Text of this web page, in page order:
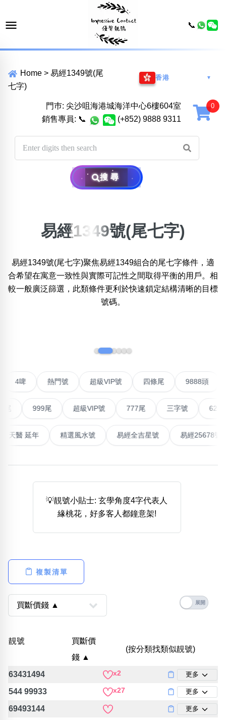
Home > 易經1349號(尾
七字)
香港 ▼
門巿: 尖沙咀海港城海洋中心6樓604室
銷售專員: 📞 (+852) 9888 9311
搜尋
位置:
一 二 三 四 五 六 七 八
無0 無2無3無4 無7無8無9
清除全部分類
搜尋
888尾
999尾 777尾 9字頭 6字頭
無4字
全大數字
5萬以上 生天延 全吉星(全號)
清除全部分類
高級分類 i
位置分類
次數分類
生日分類
生天延/貴財成
易經1349號(尾七字)
易經1349號(尾七字)聚焦易經1349組合的尾七字條件，適
合希望在寓意一致性與實際可記性之間取得平衡的用戶。相
較一般廣泛篩選，此類條件更利於快速鎖定結構清晰的目標
號碼。
超級VIP號 9888
超級VIP號 三字號 6288頭
高能量生氣 天醫 延年 精選風水號 易經全吉星號 易
💡靚號小貼士: 玄學角度4字代表人
緣桃花，好多客人都鐘意架!
複製清單
靚號
買斷價
錢 ▲
(按分類找類似靚號)
63431494 x2 更多
544 99933 x27 更多
69493144 更多
📞